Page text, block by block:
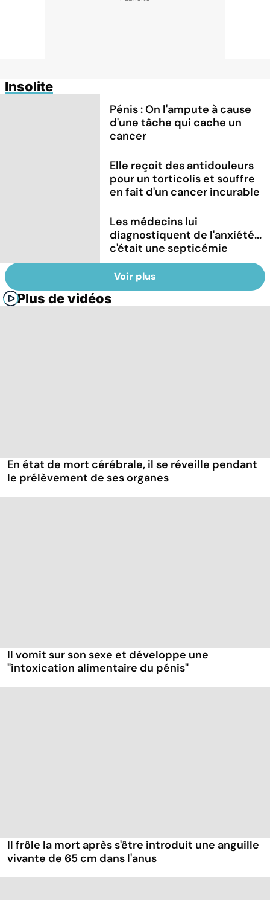
Insolite
Pénis : On l'ampute à cause
d'une tâche qui cache un
cancer
Elle reçoit des antidouleurs
pour un torticolis et souffre
en fait d'un cancer incurable
Les médecins lui
diagnostiquent de l'anxiété...
c'était une septicémie
Voir plus
Plus de vidéos
En état de mort cérébrale, il se réveille pendant
le prélèvement de ses organes
Il vomit sur son sexe et développe une
"intoxication alimentaire du pénis"
Il frôle la mort après s'être introduit une anguille
vivante de 65 cm dans l'anus